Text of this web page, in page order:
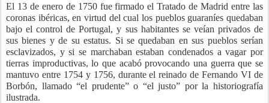
El 13 de enero de 1750 fue firmado el Tratado de Madrid entre las
coronas ibéricas, en virtud del cual los pueblos guaraníes quedaban
bajo el control de Portugal, y sus habitantes se veían privados de
sus bienes y de su estatus. Si se quedaban en sus pueblos serían
esclavizados, y si se marchaban estaban condenados a vagar por
tierras improductivas, lo que acabó provocando una guerra que se
mantuvo entre 1754 y 1756, durante el reinado de Fernando VI de
Borbón, llamado “el prudente” o “el justo” por la historiografía
ilustrada.